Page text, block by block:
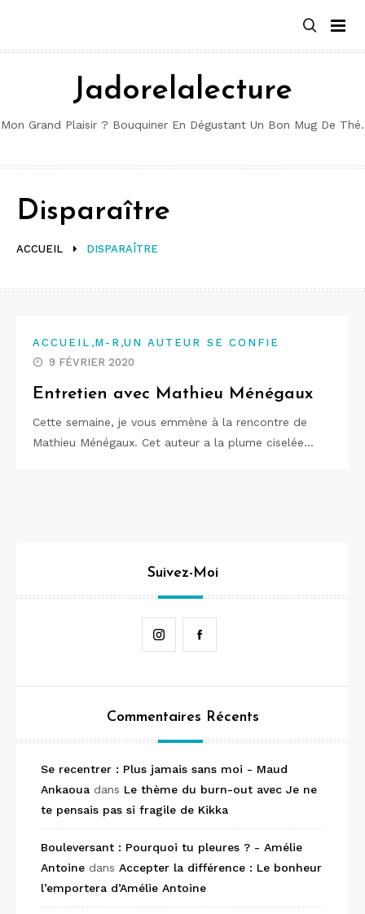
contenu
Jadorelalecture
Mon Grand Plaisir ? Bouquiner En Dégustant Un Bon Mug De Thé.
ACCUEIL DISPARAÎTRE
Disparaître
ACCUEIL ,M-R ,UN AUTEUR SE CONFIE
9 FÉVRIER 2020
Entretien avec Mathieu Ménégaux
Cette semaine, je vous emmène à la rencontre de
Mathieu Ménégaux. Cet auteur a la plume ciselée…
Suivez-Moi
Instagram
Commentaires Récents
Se recentrer : Plus jamais sans moi - Maud
Ankaoua dans Le thème du burn-out avec Je ne
te pensais pas si fragile de Kikka
Bouleversant : Pourquoi tu pleures ? - Amélie
Antoine dans Accepter la différence : Le bonheur
l’emportera d’Amélie Antoine